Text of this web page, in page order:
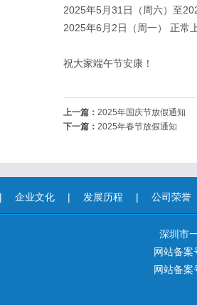
2025年5月31日（周六）至
2025年6月2日（周一） 正常
祝大家端午节安康！
上一篇： 2025年国庆节放假通知
下一篇： 2025年春节放假通知
| 企业文化 | 发展历程 | 公司荣誉
深圳市
网站备案
网站备案